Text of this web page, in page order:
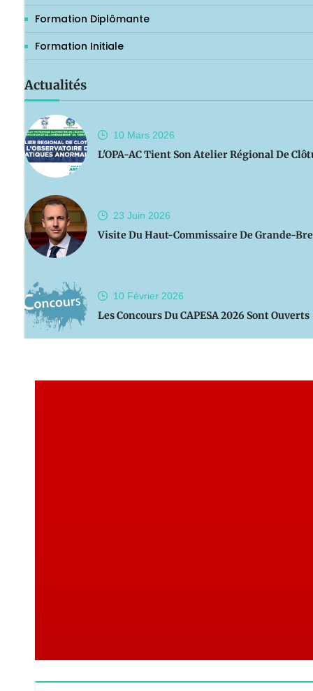
Formation Diplômante
Formation Initiale
Actualités
10 Mars 2026
L'OPA-AC Tient Son Atelier Régional De
23 Juin 2026
Visite Du Haut-Commissaire De Grande-
10 Février 2026
Les Concours Du CAPESA 2026 Sont Ouverts